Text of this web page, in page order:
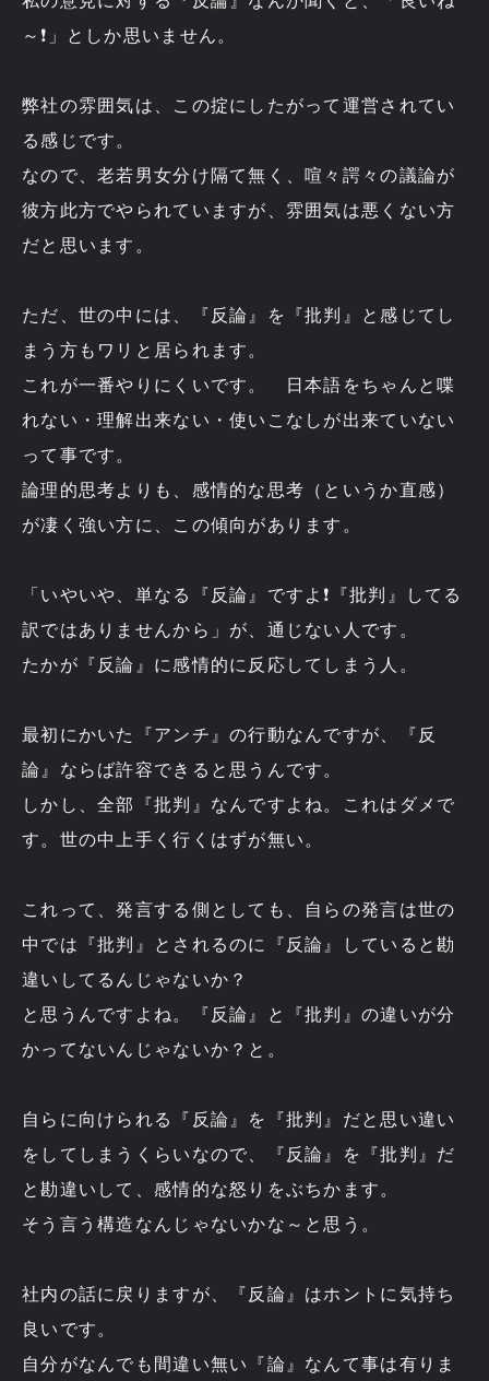
～❗」としか思いません。
弊社の雰囲気は、この掟にしたがって運営されてい
る感じです。
なので、老若男女分け隔て無く、喧々諤々の議論が
彼方此方でやられていますが、雰囲気は悪くない方
だと思います。
ただ、世の中には、『反論』を『批判』と感じてし
まう方もワリと居られます。
これが一番やりにくいです。 日本語をちゃんと喋
れない・理解出来ない・使いこなしが出来ていない
って事です。
論理的思考よりも、感情的な思考（というか直感）
が凄く強い方に、この傾向があります。
「いやいや、単なる『反論』ですよ❗『批判』してる
訳ではありませんから」が、通じない人です。
たかが『反論』に感情的に反応してしまう人。
最初にかいた『アンチ』の行動なんですが、『反
論』ならば許容できると思うんです。
しかし、全部『批判』なんですよね。これはダメで
す。世の中上手く行くはずが無い。
これって、発言する側としても、自らの発言は世の
中では『批判』とされるのに『反論』していると勘
違いしてるんじゃないか？
と思うんですよね。『反論』と『批判』の違いが分
かってないんじゃないか？と。
自らに向けられる『反論』を『批判』だと思い違い
をしてしまうくらいなので、『反論』を『批判』だ
と勘違いして、感情的な怒りをぶちかます。
そう言う構造なんじゃないかな～と思う。
社内の話に戻りますが、『反論』はホントに気持ち
良いです。
自分がなんでも間違い無い『論』なんて事は有りま